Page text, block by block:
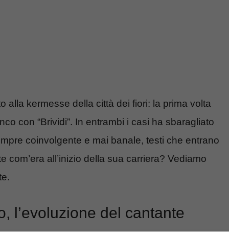
alla kermesse della città dei fiori: la prima volta
con “Brividi”. In entrambi i casi ha sbaragliato
coinvolgente e mai banale, testi che entrano
all’inizio della sua carriera? Vediamo
l’evoluzione del cantante